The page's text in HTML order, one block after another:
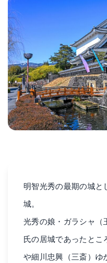
明智光秀の最期の城と
城。
光秀の娘・ガラシャ（
氏の居城であったとこ
や細川忠興（三斎）ゆ